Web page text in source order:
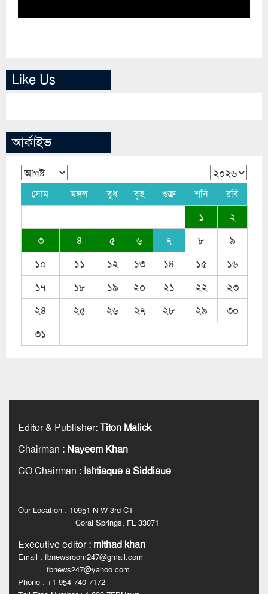
Like Us
আর্কাইভ
সোম মঙ্গল বুধ বৃহ শুক্র শনি রবি
১
২
৩
৪ ৫ ৬ ৭ ৮
৯
১০
১১ ১২ ১৩ ১৪ ১৫
১৬
১৭
১৮ ১৯ ২০ ২১ ২২
২৩
২৪
২৫ ২৬ ২৭ ২৮ ২৯
৩০
৩১
Editor & Publisher:Titon Malick
Chairman : Nayeem Khan
CO Chairman : Ishtiaque a Siddiaue
Our Location : 10951 N W 3rd CT
Coral Springs, FL 33071
Executive editor: mithad khan
Email : fbnewsroom247@gmail.com
fbnews247@yahoo.com
Phone : +1-954-740-7172